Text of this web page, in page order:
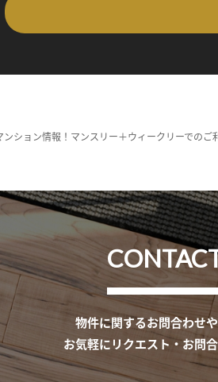
ション情報！マンスリー＋ウィークリーでの
物件に関するお問合わせや
お気軽にリクエスト・お問合